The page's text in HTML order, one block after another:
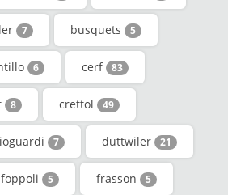
7 busquets 5
6 cerf 83
8 crettol 49
7 duttwiler 21
foppoli 5 frasson 5